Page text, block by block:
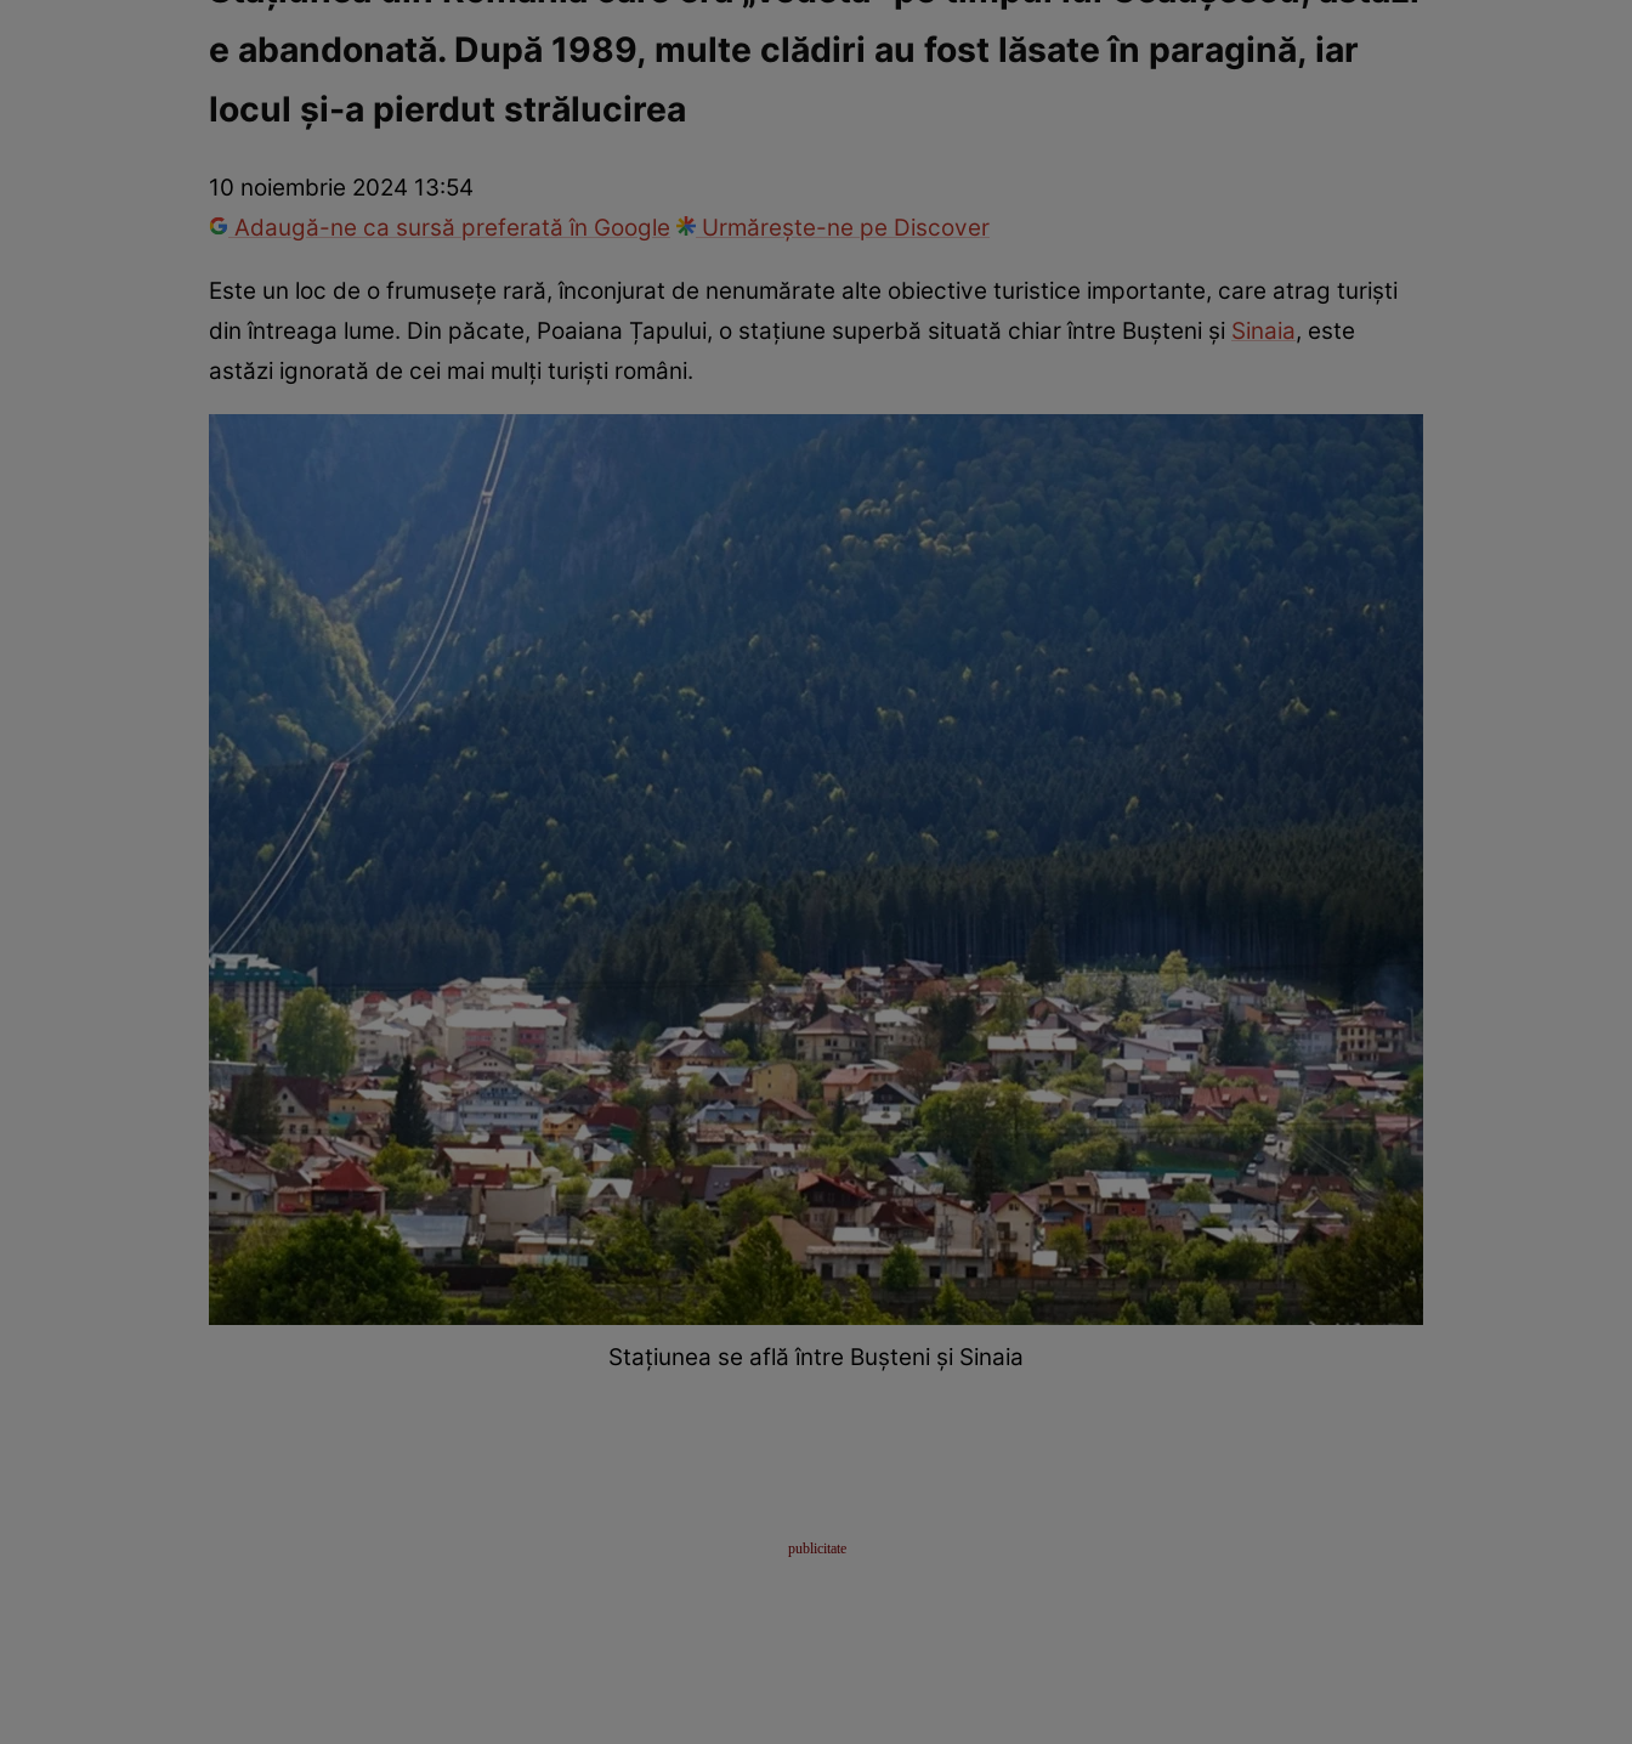
InternaționalFapt divers TehnologieNaționalSport
e abandonată. După 1989, multe clădiri au fost lăsate în paragină, iar
locul și-a pierdut strălucirea
10 noiembrie 2024 13:54
Adaugă-ne ca sursă preferată în Google
Urmărește-ne pe Discover
Este un loc de o frumusețe rară, înconjurat de nenumărate alte obiective turistice importante, care atrag turiști
din întreaga lume. Din păcate, Poaiana Țapului, o stațiune superbă situată chiar între Bușteni și Sinaia, este
astăzi ignorată de cei mai mulți turiști români.
Stațiunea se află între Bușteni și Sinaia